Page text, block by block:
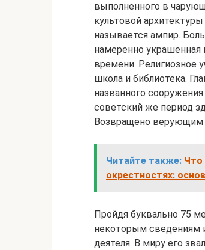
выполненного в
культовой
называется ампир.
намеренно украшенная
времени. Религиозное
школа и библиотека.
названного
советский же период
Возвращено верующим
Читайте также: Что
окрестностях:
Пройдя буквально 75
некоторым сведениям
деятеля. В миру его